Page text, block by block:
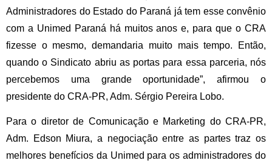
Administradores do Estado do Paraná já tem esse convênio
com a Unimed Paraná há muitos anos e, para que o CRA
fizesse o mesmo, demandaria muito mais tempo. Então,
quando o Sindicato abriu as portas para essa parceria, nós
percebemos uma grande oportunidade”, afirmou o
presidente do CRA-PR, Adm. Sérgio Pereira Lobo.
Para o diretor de Comunicação e Marketing do CRA-PR,
Adm. Edson Miura, a negociação entre as partes traz os
melhores benefícios da Unimed para os administradores do